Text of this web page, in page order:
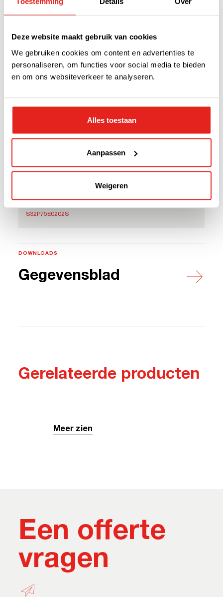
Deze website maakt gebruik van cookies
We gebruiken cookies om content en advertenties te
personaliseren, om functies voor social media te bieden
en om ons websiteverkeer te analyseren.
Alles toestaan
Aanpassen
Weigeren
Efficiëntie: DC/AC
91%
-20 °C tot 65 °C
Afmetingen
S32P75E0202S
DOWNLOADS
Gegevensblad
Gerelateerde producten
Meer zien
Een offerte
vragen